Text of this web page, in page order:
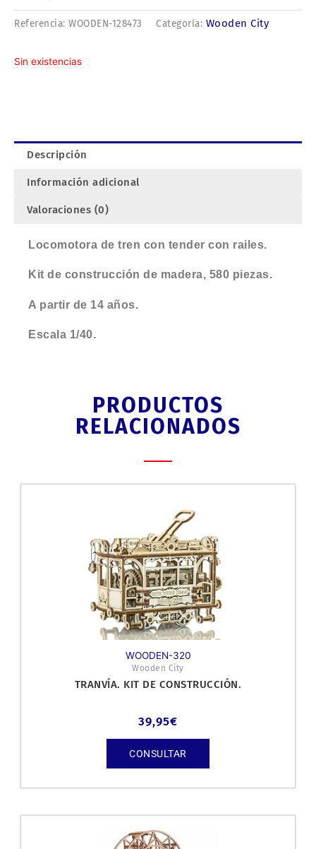
Referencia: WOODEN-128473 Categoría: Wooden City
Sin existencias
Descripción
Información adicional
Valoraciones (0)
Locomotora de tren con tender con railes.
Kit de construcción de madera, 580 piezas.
A partir de 14 años.
Escala 1/40.
PRODUCTOS
RELACIONADOS
WOODEN-320
Wooden City
TRANVÍA. KIT DE CONSTRUCCIÓN.
39,95€
CONSULTAR